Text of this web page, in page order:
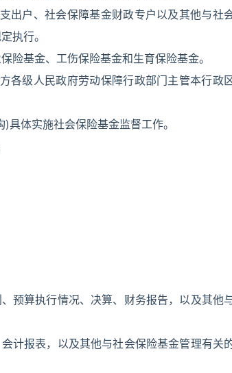
出户、社会保障基金财政专户以及其他与社
执行。
险基金、工伤保险基金和生育保险基金。
各级人民政府劳动保障行政部门主管本行政
体实施社会保险基金监督工作。
预算执行情况、决算、财务报告，以及其他
计报表，以及其他与社会保险基金管理有关